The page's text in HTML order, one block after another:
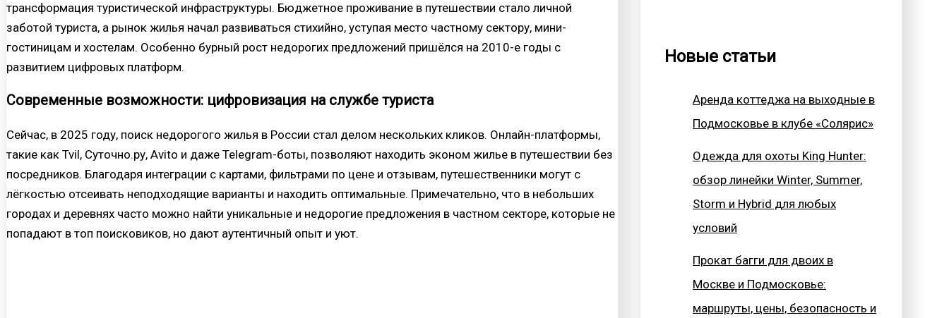
трансформация туристической инфраструктуры. Бюджетное проживание в путешествии стало личной
заботой туриста, а рынок жилья начал развиваться стихийно, уступая место частному сектору, мини-
гостиницам и хостелам. Особенно бурный рост недорогих предложений пришёлся на 2010-е годы с
развитием цифровых платформ.
Современные возможности: цифровизация на службе туриста
Сейчас, в 2025 году, поиск недорогого жилья в России стал делом нескольких кликов. Онлайн-платформы,
такие как Tvil, Суточно.ру, Avito и даже Telegram-боты, позволяют находить эконом жилье в путешествии без
посредников. Благодаря интеграции с картами, фильтрами по цене и отзывам, путешественники могут с
лёгкостью отсеивать неподходящие варианты и находить оптимальные. Примечательно, что в небольших
городах и деревнях часто можно найти уникальные и недорогие предложения в частном секторе, которые не
попадают в топ поисковиков, но дают аутентичный опыт и уют.
Новые статьи
Аренда коттеджа на выходные в
Подмосковье в клубе «Солярис»
Одежда для охоты King Hunter:
обзор линейки Winter, Summer,
Storm и Hybrid для любых
условий
Прокат багги для двоих в
Москве и Подмосковье:
маршруты, цены, безопасность и